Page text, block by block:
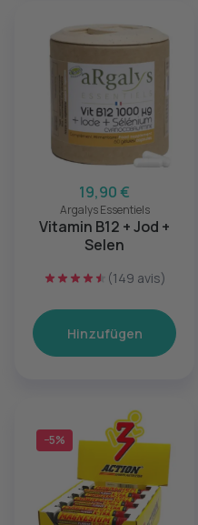
19,90 €
Argalys Essentiels
Vitamin B12 + Jod +
Selen
(149 avis)
Hinzufügen
−5%